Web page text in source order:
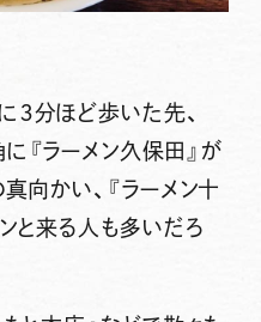
分ほど歩いた先、
『ラーメン久保田』が
向かい、『ラーメン十
と来る人も多いだろ